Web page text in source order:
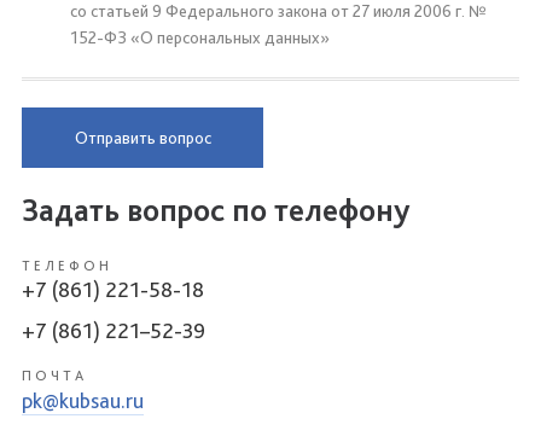
со статьей 9 Федерального закона от 27 июля 2006 г. №
152-ФЗ «О персональных данных»
Отправить вопрос
Задать вопрос по телефону
ТЕЛЕФОН
+7 (861) 221-58-18
+7 (861) 221–52-39
ПОЧТА
pk@kubsau.ru